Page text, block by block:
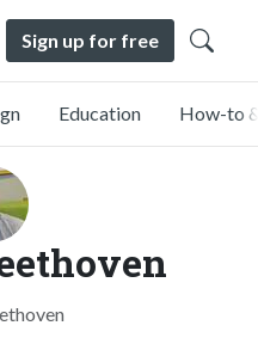
Sign up for free
Education How-to